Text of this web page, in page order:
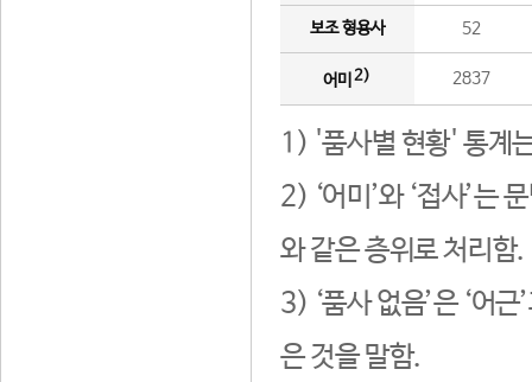
보조 형용사 52
어미 2) 2837
1) '품사별 현황' 통계
2) ‘어미’와 ‘접사’는
와 같은 층위로 처리함.
3) ‘품사 없음’은 ‘어
은 것을 말함.